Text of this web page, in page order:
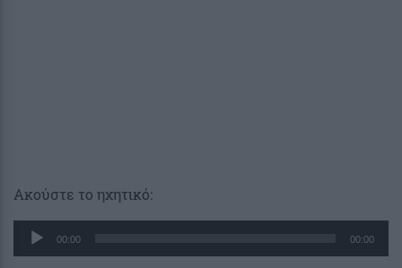
Ακούστε το ηχητικό:
Πρόγραμμα
Αναπαραγωγής
00:00 00:00